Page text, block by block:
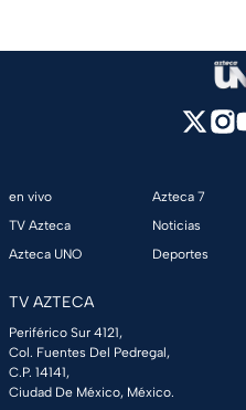
en vivo
TV Azteca
Azteca UNO
Azteca 7
Noticias
Deportes
TV AZTECA
Periférico Sur 4121,
Col. Fuentes Del Pedregal,
C.P. 14141,
Ciudad De México, México.